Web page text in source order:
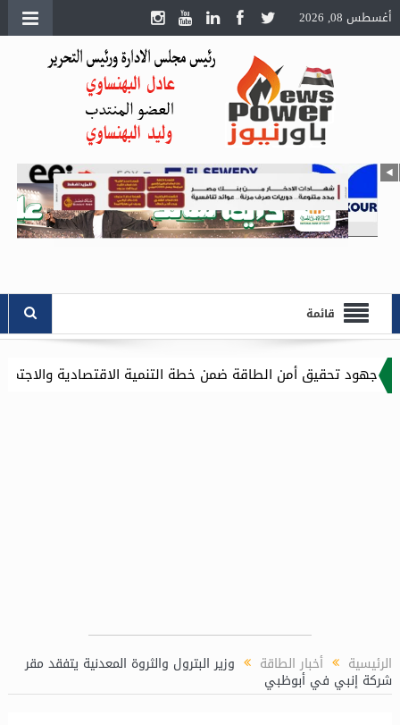
أغسطس 08, 2026
قائمة
ضمن خطة التنمية الاقتصادية والاجتماعية للعام المالي ٢٠٢٧/٢٠٢٦
الرئيسية أخبار الطاقة وزير البترول والثروة المعدنية يتفقد مقر
شركة إنبي في أبوظبي